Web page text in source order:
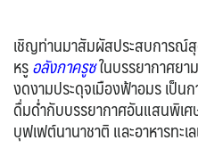
เบลเยี่ยม เนเธอร์แลนด์ ลักเซม
ร์ก (BENELUX)
1
อิตาลี สวิส ฝรั่งเศส 3
เชิญท่านมาสัมผัสประสบการณ์
หรูอลังกาครูซในบรรยากาศย
งดงามประดุจเมืองฟ้าอมร เป็
ดื่มด่ำกับบรรยากาศอันแสนพิเ
บุฟเฟต์นานาชาติ และอาหารทะเ